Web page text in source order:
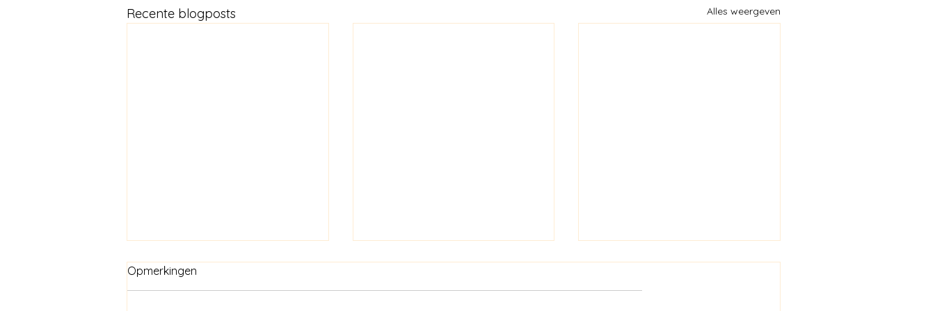
Recente blogposts Alles weergeven
Opmerkingen